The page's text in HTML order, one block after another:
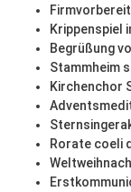
Krippenspiel
Begrüßung
Stammheim
Kirchenchor
Rorate coeli